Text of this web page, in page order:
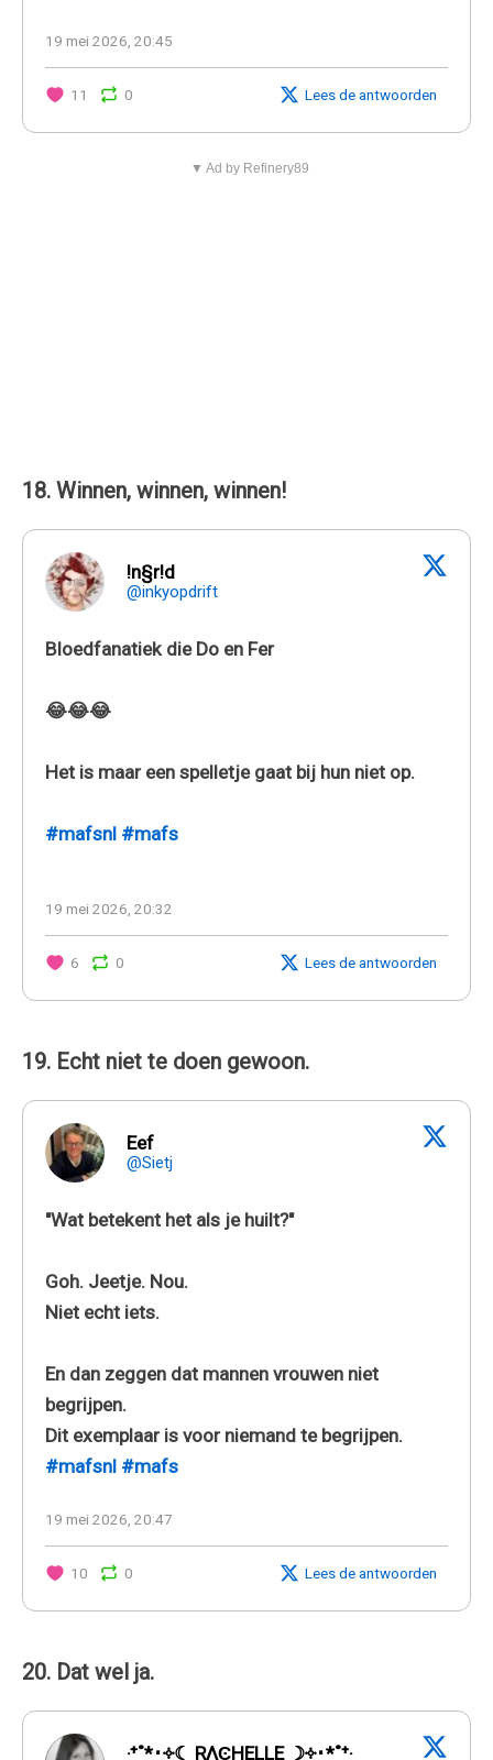
19 mei 2026, 20:45
11 0 Lees de antwoorden
▼ Ad by Refinery89
18. Winnen, winnen, winnen!
!n§r!d
@inkyopdrift
Bloedfanatiek die Do en Fer
😂😂😂
Het is maar een spelletje gaat bij hun niet op.
#mafsnl #mafs
19 mei 2026, 20:32
6 0 Lees de antwoorden
19. Echt niet te doen gewoon.
Eef
@Sietj
"Wat betekent het als je huilt?"
Goh. Jeetje. Nou.
Niet echt iets.
En dan zeggen dat mannen vrouwen niet
begrijpen.
Dit exemplaar is voor niemand te begrijpen.
#mafsnl #mafs
19 mei 2026, 20:47
10 0 Lees de antwoorden
20. Dat wel ja.
‧͙⁺˚*･༓☾ RΛϾHELLE ☽༓･*˚⁺‧͙